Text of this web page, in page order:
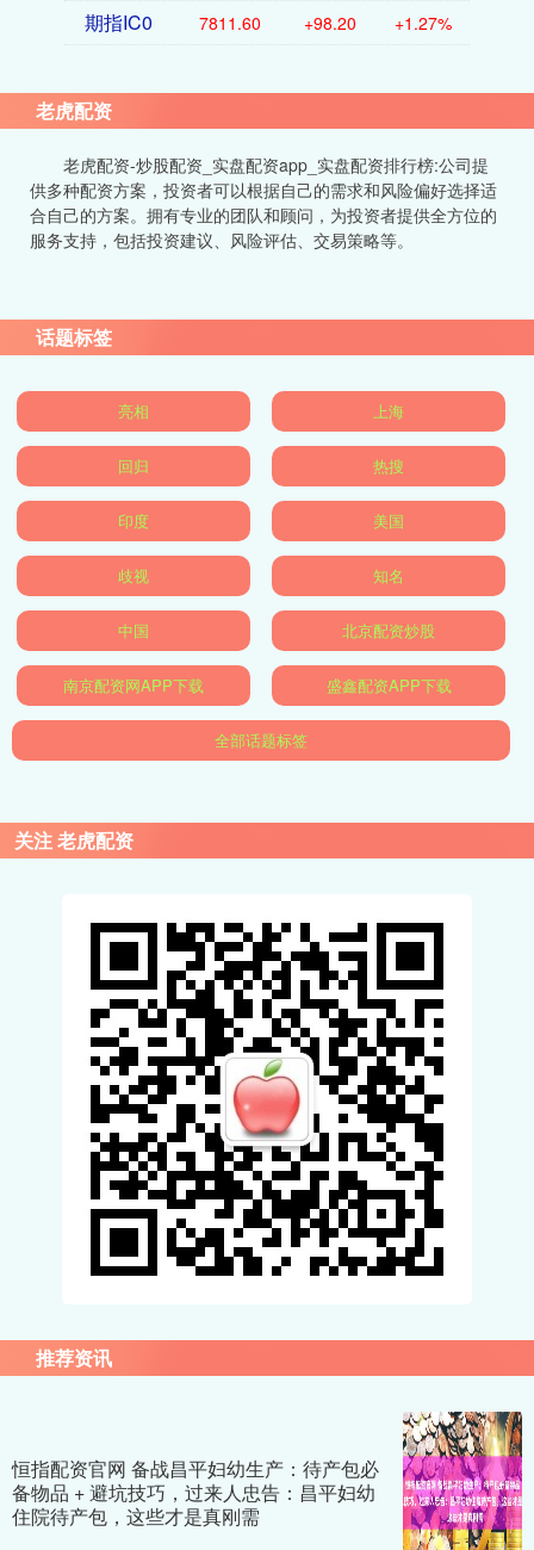
期指IC0 7811.60 +98.20 +1.27%
老虎配资
老虎配资-炒股配资_实盘配资app_实盘配资排行榜:公司提
供多种配资方案，投资者可以根据自己的需求和风险偏好选择适
合自己的方案。拥有专业的团队和顾问，为投资者提供全方位的
服务支持，包括投资建议、风险评估、交易策略等。
话题标签
亮相 上海
回归 热搜
印度 美国
歧视 知名
中国 北京配资炒股
南京配资网APP下载 盛鑫配资APP下载
全部话题标签
关注 老虎配资
推荐资讯
恒指配资官网 备战昌平妇幼生产：待产包必
备物品 + 避坑技巧，过来人忠告：昌平妇幼
住院待产包，这些才是真刚需